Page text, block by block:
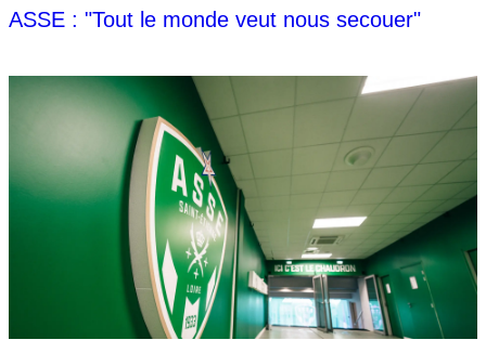
ASSE : "Tout le monde veut nous secouer"